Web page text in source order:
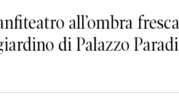
all’ombra
di Palazzo